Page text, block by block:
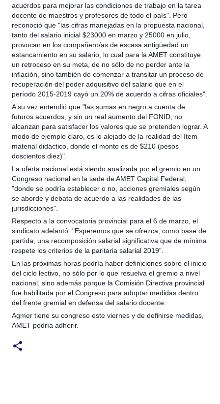
acuerdos para mejorar las condiciones de trabajo en la tarea
docente de maestros y profesores de todo el país". Pero
reconoció que "las cifras manejadas en la propuesta nacional,
tanto del salario inicial $23000 en marzo y 25000 en julio,
provocan en los compañero/as de escasa antigüedad un
estancamiento en su salario, lo cual para la AMET constituye
un retroceso en su meta, de no sólo de no perder ante la
inflación, sino también de comenzar a transitar un proceso de
recuperación del poder adquisitivo del salario que en el
período 2015-2019 cayó un 20% de acuerdo a cifras oficiales".
A su vez entendió que "las sumas en negro a cuenta de
futuros acuerdos, y sin un real aumento del FONID, no
alcanzan para satisfacer los valores que se pretenden lograr. A
modo de ejemplo claro, es lo alejado de la realidad del ítem
material didáctico, donde el monto es de $210 (pesos
doscientos diez)".
La oferta nacional está siendo analizada por el gremio en un
Congreso nacional en la sede de AMET Capital Federal,
"donde se podría establecer o no, acciones gremiales según
se aborde y debata de acuerdo a las realidades de las
jurisdicciones".
Respecto a la convocatoria provincial para el 6 de marzo, el
sindicato adelantó: "Esperemos que se ofrezca, como base de
partida, una recomposición salarial significativa que de mínima
respete los criterios de la paritaria salarial 2019".
En las próximas horas podría haber definiciones sobre el inicio
del ciclo lectivo, no sólo por lo que resuelva el gremio a nivel
nacional, sino además porque la Comisión Directiva provincial
fue habilitada por el Congreso para adoptar medidas dentro
del frente gremial en defensa del salario docente.
Agmer tiene su congreso este viernes y de definirse medidas,
AMET podría adherir.